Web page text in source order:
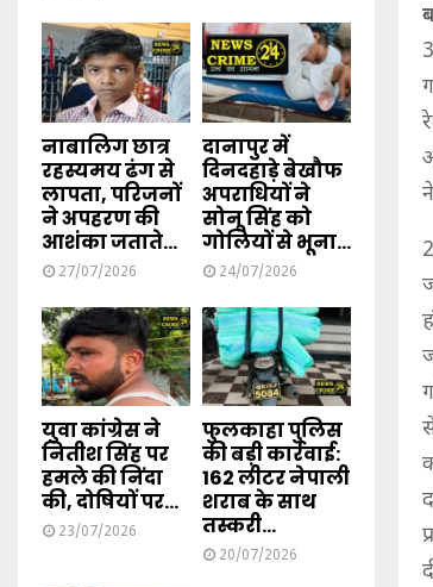
नाबालिग छात्र
रहस्यमय ढंग से
लापता, परिजनों
ने अपहरण की
आशंका जताते...
27/07/2026
दानापुर में
दिनदहाड़े बेखौफ
अपराधियों ने
सोनू सिंह को
गोलियों से भूना...
24/07/2026
युवा कांग्रेस ने
नितीश सिंह पर
हमले की निंदा
की, दोषियों पर...
23/07/2026
फुलकाहा पुलिस
की बड़ी कार्रवाई:
162 लीटर नेपाली
शराब के साथ
तस्करी...
20/07/2026